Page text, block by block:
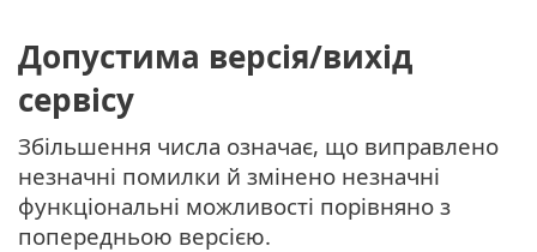
Допустима версія/вихід
сервісу
Збільшення числа означає, що виправлено
незначні помилки й змінено незначні
функціональні можливості порівняно з
попередньою версією.